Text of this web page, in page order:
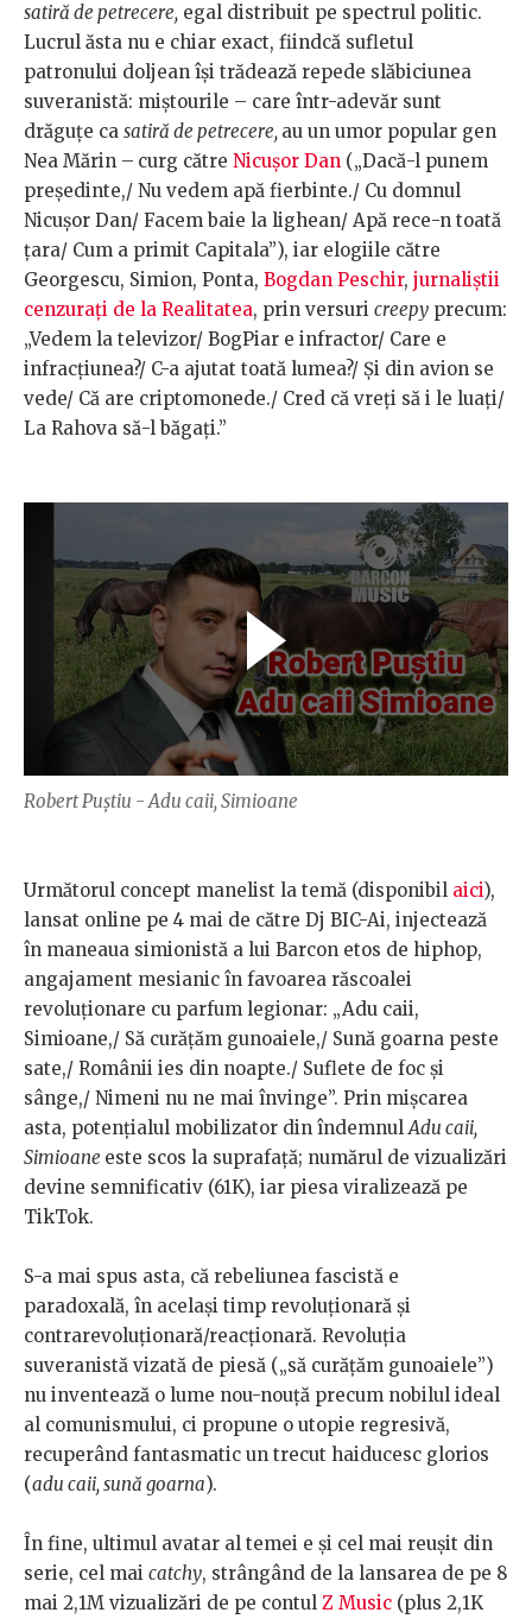
satiră de petrecere, egal distribuit pe spectrul politic.
Lucrul ăsta nu e chiar exact, fiindcă sufletul
patronului doljean își trădează repede slăbiciunea
suveranistă: miștourile – care într-adevăr sunt
drăguțe ca satiră de petrecere, au un umor popular gen
Nea Mărin – curg către Nicușor Dan („Dacă-l punem
președinte,/ Nu vedem apă fierbinte./ Cu domnul
Nicușor Dan/ Facem baie la lighean/ Apă rece-n toată
țara/ Cum a primit Capitala”), iar elogiile către
Georgescu, Simion, Ponta, Bogdan Peschir, jurnaliștii
cenzurați de la Realitatea, prin versuri creepy precum:
„Vedem la televizor/ BogPiar e infractor/ Care e
infracțiunea?/ C-a ajutat toată lumea?/ Și din avion se
vede/ Că are criptomonede./ Cred că vreți să i le luați/
La Rahova să-l băgați.”
Robert Puștiu - Adu caii, Simioane
Următorul concept manelist la temă (disponibil aici),
lansat online pe 4 mai de către Dj BIC-Ai, injectează
în maneaua simionistă a lui Barcon etos de hiphop,
angajament mesianic în favoarea răscoalei
revoluționare cu parfum legionar: „Adu caii,
Simioane,/ Să curățăm gunoaiele,/ Sună goarna peste
sate,/ Românii ies din noapte./ Suflete de foc și
sânge,/ Nimeni nu ne mai învinge”. Prin mișcarea
asta, potențialul mobilizator din îndemnulAdu caii,
Simioane este scos la suprafață; numărul de vizualizări
devine semnificativ (61K), iar piesa viralizează pe
TikTok.
S-a mai spus asta, că rebeliunea fascistă e
paradoxală, în același timp revoluționară și
contrarevoluționară/reacționară. Revoluția
suveranistă vizată de piesă („să curățăm gunoaiele”)
nu inventează o lume nou-nouță precum nobilul ideal
al comunismului, ci propune o utopie regresivă,
recuperând fantasmatic un trecut haiducesc glorios
(adu caii, sună goarna).
În fine, ultimul avatar al temei e și cel mai reușit din
serie, cel mai catchy, strângând de la lansarea de pe 8
mai 2,1M vizualizări de pe contul Z Music (plus 2,1K